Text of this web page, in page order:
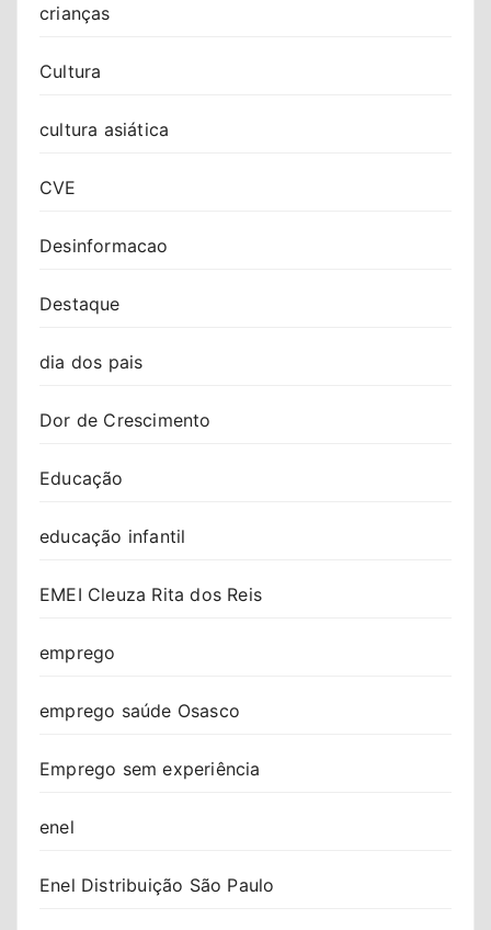
crianças
Cultura
cultura asiática
CVE
Desinformacao
Destaque
dia dos pais
Dor de Crescimento
Educação
educação infantil
EMEI Cleuza Rita dos Reis
emprego
emprego saúde Osasco
Emprego sem experiência
enel
Enel Distribuição São Paulo